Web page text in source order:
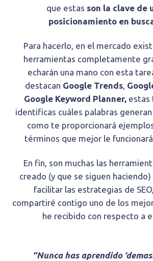
que estas son la clave de
posicionamiento en
Para hacerlo, en el mercado
herramientas completamente
echarán una mano con esta
destacan Google Trends,
Google Keyword Planner, estas
identificas cuáles palabras
como te proporcionará
términos que mejor le
En fin, son muchas las
creado (y que se siguen
facilitar las estrategias de
compartiré contigo uno de los
he recibido con respecto a
“Nunca has aprendido